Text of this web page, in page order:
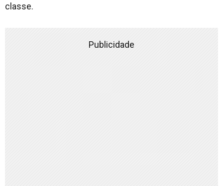
classe.
Publicidade